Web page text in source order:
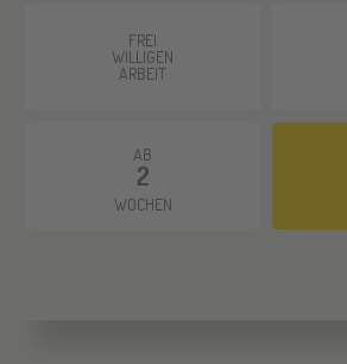
FREI
WILLIGEN
ARBEIT
AB
2
WOCHEN